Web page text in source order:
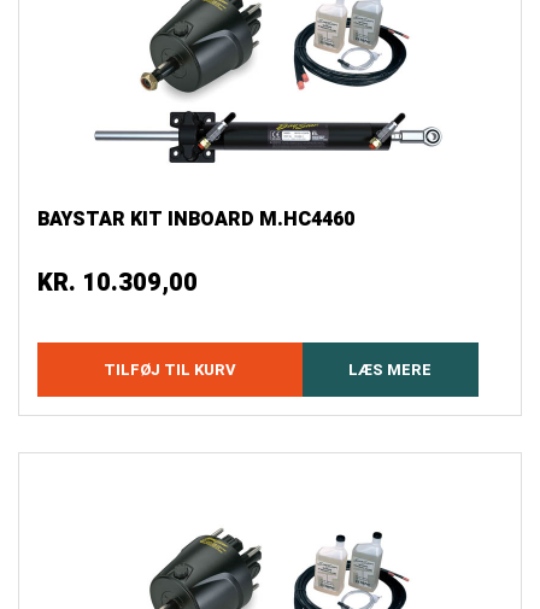
BAYSTAR KIT INBOARD M.HC4460
KR. 10.309,00
TILFØJ TIL KURV LÆS MERE